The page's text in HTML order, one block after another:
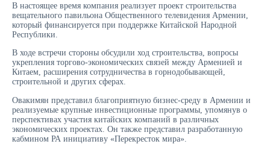
В настоящее время компания реализует проект строительства
вещательного павильона Общественного телевидения Армении,
который финансируется при поддержке Китайской Народной
Республики.
В ходе встречи стороны обсудили ход строительства, вопросы
укрепления торгово-экономических связей между Арменией и
Китаем, расширения сотрудничества в горнодобывающей,
строительной и других сферах.
Овакимян представил благоприятную бизнес-среду в Армении и
реализуемые крупные инвестиционные программы, упомянув о
перспективах участия китайских компаний в различных
экономических проектах. Он также представил разработанную
кабмином РА инициативу «Перекресток мира».